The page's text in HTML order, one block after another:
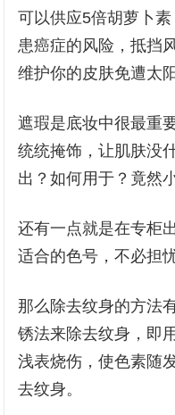
可以供应5倍胡萝卜
患癌症的风险，抵挡
维护你的皮肤免遭太
遮瑕是底妆中很最重
统统掩饰，让肌肤没
出？如何用于？竟然
还有一点就是在专柜
适合的色号，不必担
那么除去纹身的方法
锈法来除去纹身，即
浅表烧伤，使色素随
去纹身。